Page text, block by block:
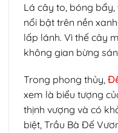
Lá cây to, bóng
nổi bật trên nền
lấp lánh. Vì thế cây
không gian bừng
Trong phong thủy,
xem là biểu tượng
thịnh vượng và có
biệt, Trầu Bà Đế